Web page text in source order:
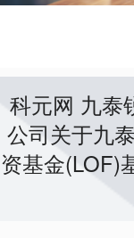
科元网 九泰
公司关于九
资基金(LOF)